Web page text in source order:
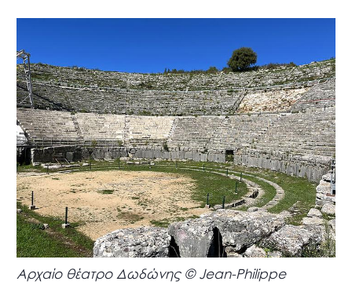
Αρχαίο θέατρο Δωδώνης © Jean-Philippe